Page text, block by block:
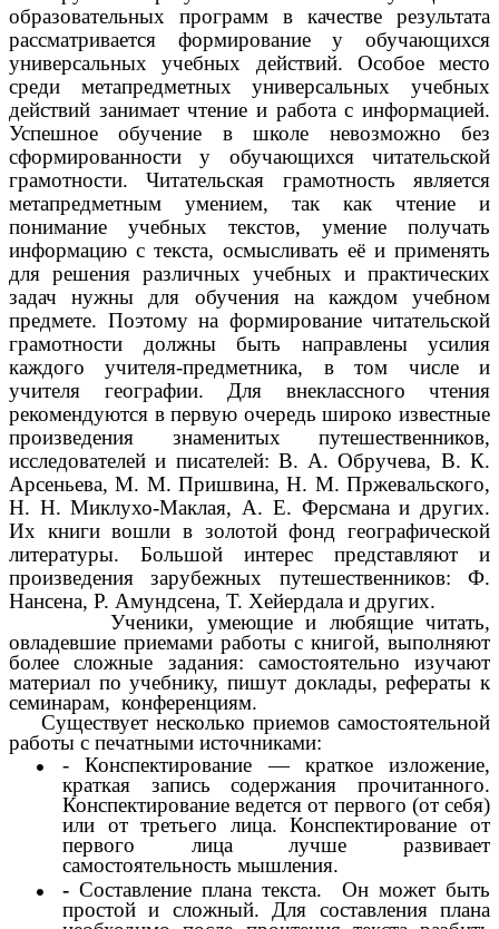
образовательных программ в качестве результата
рассматривается формирование у обучающихся
универсальных учебных действий. Особое место
среди метапредметных универсальных учебных
действий занимает чтение и работа с информацией.
Успешное обучение в школе невозможно без
сформированности у обучающихся читательской
грамотности. Читательская грамотность является
метапредметным умением, так как чтение и
понимание учебных текстов, умение получать
информацию с текста, осмысливать её и применять
для решения различных учебных и практических
задач нужны для обучения на каждом учебном
предмете. Поэтому на формирование читательской
грамотности должны быть направлены усилия
каждого учителя-предметника, в том числе и
учителя географии. Для внеклассного чтения
рекомендуются в первую очередь широко известные
произведения знаменитых путешественников,
исследователей и писателей: В. А. Обручева, В. К.
Арсеньева, М. М. Пришвина, Н. М. Пржевальского,
Н. Н. Миклухо-Маклая, А. Е. Ферсмана и других.
Их книги вошли в золотой фонд географической
литературы. Большой интерес представляют и
произведения зарубежных путешественников: Ф.
Нансена, Р. Амундсена, Т. Хейердала и других.
Ученики, умеющие и любящие читать,
овладевшие приемами работы с книгой, выполняют
более сложные задания: самостоятельно изучают
материал по учебнику, пишут доклады, рефераты к
семинарам, конференциям.
Существует несколько приемов самостоятельной
работы с печатными источниками:
- Конспектирование — краткое изложение,
краткая запись содержания прочитанного.
Конспектирование ведется от первого (от себя)
или от третьего лица. Конспектирование от
первого лица лучше развивает
самостоятельность мышления.
- Составление плана текста. Он может быть
простой и сложный. Для составления плана